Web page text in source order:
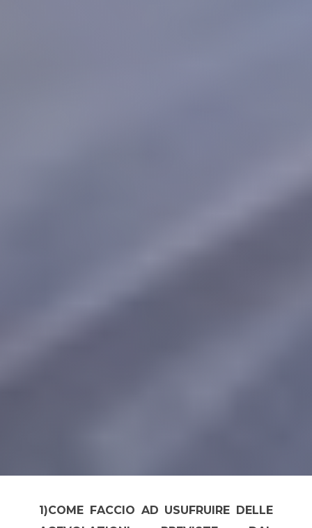
1)COME FACCIO AD USUFRUIRE DELLE